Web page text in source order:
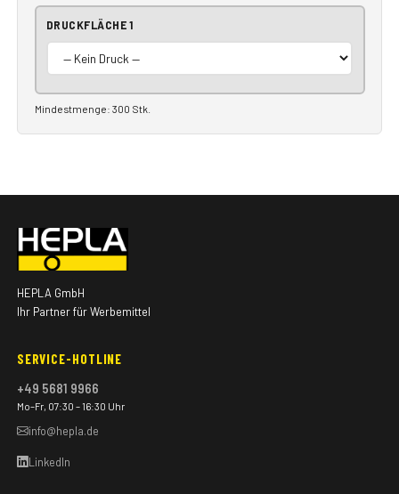
DRUCKFLÄCHE 1
Mindestmenge: 300 Stk.
HEPLA GmbH
Ihr Partner für Werbemittel
SERVICE-HOTLINE
+49 5681 9966
Mo–Fr, 07:30 – 16:30 Uhr
info@hepla.de
LinkedIn